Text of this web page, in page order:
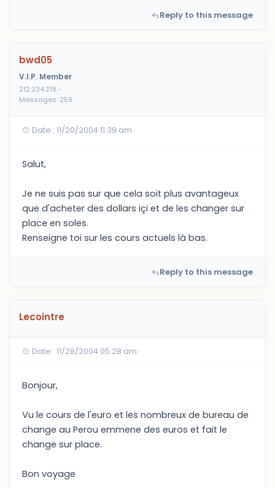
Reply to this message
bwd05
V.I.P. Member
212.234.218.-
Messages: 259
Date : 11/20/2004 11:39 am
Salut,
Je ne suis pas sur que cela soit plus avantageux
que d'acheter des dollars içi et de les changer sur
place en soles.
Renseigne toi sur les cours actuels là bas.
Reply to this message
Lecointre
Date : 11/28/2004 05:28 am
Bonjour,
Vu le cours de l'euro et les nombreux de bureau de
change au Perou emmene des euros et fait le
change sur place.
Bon voyage